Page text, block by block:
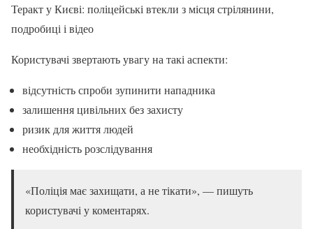
Теракт у Києві: поліцейські втекли з місця стрілянини,
подробиці і відео
Користувачі звертають увагу на такі аспекти:
відсутність спроби зупинити нападника
залишення цивільних без захисту
ризик для життя людей
необхідність розслідування
«Поліція має захищати, а не тікати», — пишуть
користувачі у коментарях.